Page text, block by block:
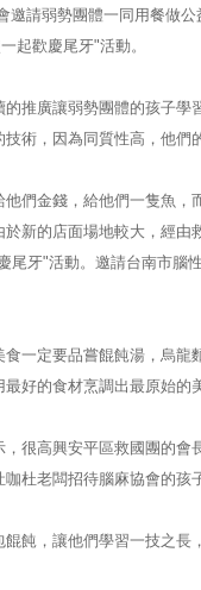
邀請弱勢團體一同用餐做
起歡慶尾牙"活動。
推廣讓弱勢團體的孩子學
術，因為同質性高，他們
們金錢，給他們一隻魚，
新的店面場地較大，經由
尾牙"活動。邀請台南市腦
一定要品嘗餛飩湯，烏龍
好的食材烹調出最原始的
很高興安平區救國團的會
杜老闆招待腦麻協會的孩
飩，讓他們學習一技之長